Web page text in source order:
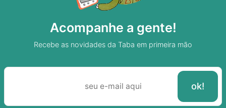
Acompanhe a gente!
Recebe as novidades da Taba em primeira mão